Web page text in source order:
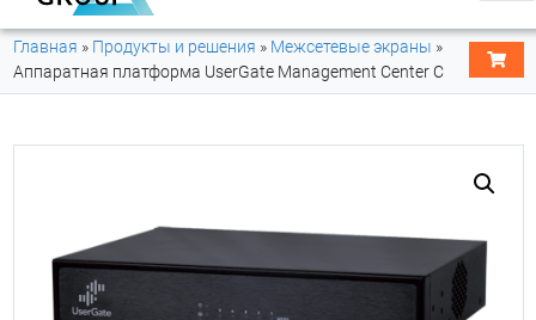
Главная » Продукты и решения » Межсетевые экраны »
Аппаратная платформа UserGate Management Center C